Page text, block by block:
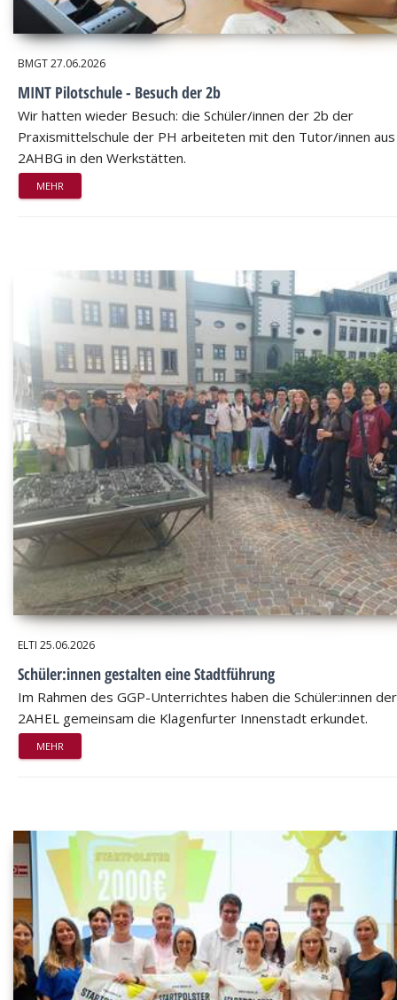
BMGT27.06.2026
MINT Pilotschule - Besuch der 2b
Wir hatten wieder Besuch: die Schüler/innen der 2b der
Praxismittelschule der PH arbeiteten mit den Tutor/innen
2AHBG in den Werkstätten.
MEHR
ELTI 25.06.2026
Schüler:innen gestalten eine Stadtführung
Im Rahmen des GGP-Unterrichtes haben die Schüler:innen der
2AHEL gemeinsam die Klagenfurter Innenstadt erkundet.
MEHR